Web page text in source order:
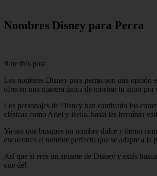
Nombres Disney para Perra
Rate this post
Los nombres Disney para perras son una opción
ofrecen una manera única de mostrar tu amor
Los personajes de Disney han cautivado los
clásicas como Ariel y Bella, hasta las heroínas
Ya sea que busques un nombre dulce y tierno
encuentres el nombre perfecto que se adapte a
Así que si eres un amante de Disney y estás
que dé!